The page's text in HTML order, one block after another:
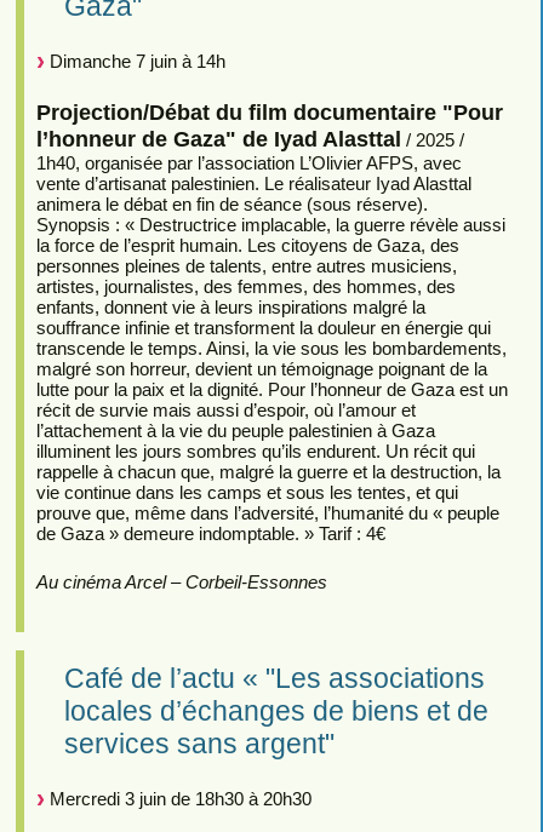
Gaza"
Dimanche 7 juin à 14h
Projection/Débat du film documentaire "Pour
l’honneur de Gaza" de Iyad Alasttal / 2025 /
1h40, organisée par l’association L’Olivier AFPS, avec
vente d’artisanat palestinien. Le réalisateur Iyad Alasttal
animera le débat en fin de séance (sous réserve).
Synopsis : « Destructrice implacable, la guerre révèle aussi
la force de l’esprit humain. Les citoyens de Gaza, des
personnes pleines de talents, entre autres musiciens,
artistes, journalistes, des femmes, des hommes, des
enfants, donnent vie à leurs inspirations malgré la
souffrance infinie et transforment la douleur en énergie qui
transcende le temps. Ainsi, la vie sous les bombardements,
malgré son horreur, devient un témoignage poignant de la
lutte pour la paix et la dignité. Pour l’honneur de Gaza est un
récit de survie mais aussi d’espoir, où l’amour et
l’attachement à la vie du peuple palestinien à Gaza
illuminent les jours sombres qu’ils endurent. Un récit qui
rappelle à chacun que, malgré la guerre et la destruction, la
vie continue dans les camps et sous les tentes, et qui
prouve que, même dans l’adversité, l’humanité du « peuple
de Gaza » demeure indomptable. » Tarif : 4€
Au cinéma Arcel – Corbeil-Essonnes
Café de l’actu « "Les associations
locales d’échanges de biens et de
services sans argent"
Mercredi 3 juin de 18h30 à 20h30